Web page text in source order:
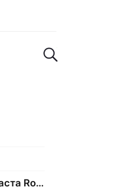
Поиск по сайту
Подтверждение возраста Roblox